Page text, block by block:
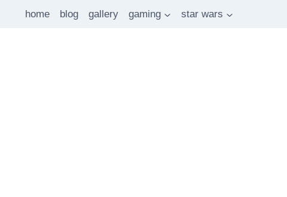
home blog gallery gaming star wars